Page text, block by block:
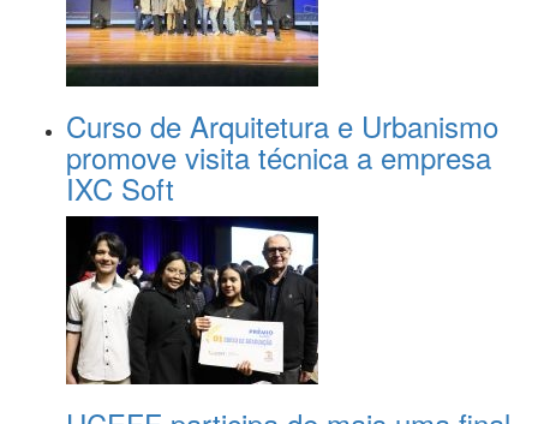
Curso de Arquitetura e Urbanismo
promove visita técnica a empresa
IXC Soft